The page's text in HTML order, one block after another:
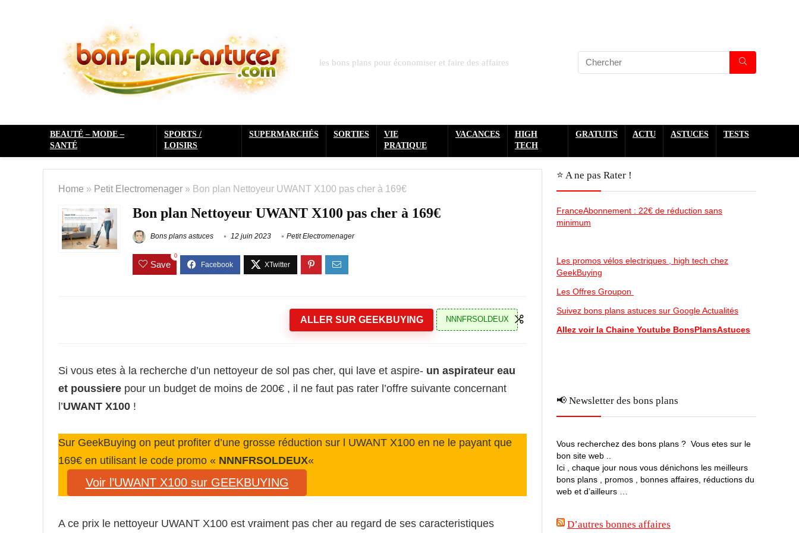
les bons plans pour économiser et faire des affaires
BEAUTÉ – MODE –
SANTÉ
SPORTS /
LOISIRS
SUPERMARCHÉS SORTIES
VIE
PRATIQUE
VACANCES
HIGH
TECH
GRATUITS ACTU ASTUCES TESTS
Home » Petit Electromenager » Bon plan Nettoyeur UWANT X100 pas cher à 169€
Bon plan Nettoyeur UWANT X100 pas cher à 169€
Bons plans astuces 12 juin 2023 Petit Electromenager
Save
0
ALLER SUR GEEKBUYING NNNFRSOLDEUX
Si vous etes à la recherche d’un nettoyeur de sol pas cher, qui lave et aspire- un aspirateur eau
et poussiere pour un budget de moins de 200€ , il ne faut pas rater l’offre suivante concernant
l’UWANT X100 !
Sur GeekBuying on peut profiter d’une grosse réduction sur l UWANT X100 en ne le payant que
169€ en utilisant le code promo « NNNFRSOLDEUX«
Voir l’UWANT X100 sur GEEKBUYING
A ce prix le nettoyeur UWANT X100 est vraiment pas cher au regard de ses caracteristiques
⭐️ A ne pas Rater !
FranceAbonnement : 22€ de réduction sans
minimum
Les promos vélos electriques , high tech chez
GeekBuying
Les Offres Groupon
Suivez bons plans astuces sur Google Actualités
Allez voir la Chaine Youtube BonsPlansAstuces
📢 Newsletter des bons plans
Vous recherchez des bons plans ? Vous etes sur le
bon site web ..
Ici , chaque jour nous vous dénichons les meilleurs
bons plans , promos , bonnes affaires, réductions du
web et d’ailleurs …
D’autres bonnes affaires